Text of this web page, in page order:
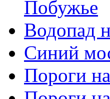
Побужье
Водопад
Синий
Пороги